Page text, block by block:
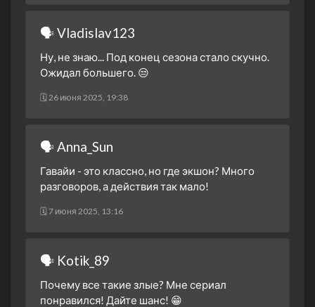
🗣 Vladislav123
Ну, не знаю... Под конец сезона стало скучно.
Ожидал большего. 😒
🗓 26 июня 2025, 19:38
🗣 Anna_Sun
Гавайи - это классно, но где экшон? Много
разговоров, а действия так мало!
🗓 7 июня 2025, 13:16
🗣 Kotik_89
Почему все такие злые? Мне сериал
понравился! Дайте шанс! 😁